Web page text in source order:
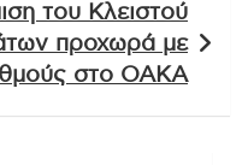
του Κλειστού
προχωρά με
στο ΟΑΚΑ